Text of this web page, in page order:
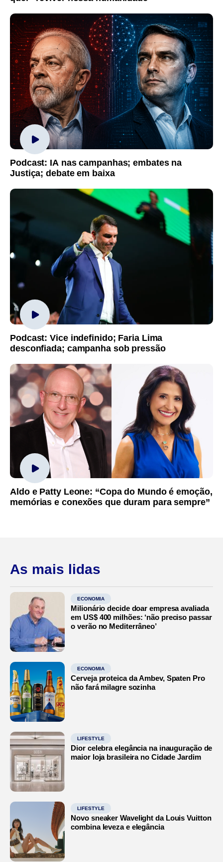
Podcast: IA nas campanhas; embates na
Justiça; debate em baixa
Podcast: Vice indefinido; Faria Lima
desconfiada; campanha sob pressão
Aldo e Patty Leone: “Copa do Mundo é emoção,
memórias e conexões que duram para sempre”
As mais lidas
ECONOMIA
Milionário decide doar empresa avaliada
em US$ 400 milhões: ‘não preciso passar
o verão no Mediterrâneo’
ECONOMIA
Cerveja proteica da Ambev, Spaten Pro
não fará milagre sozinha
LIFESTYLE
Dior celebra elegância na inauguração de
maior loja brasileira no Cidade Jardim
LIFESTYLE
Novo sneaker Wavelight da Louis Vuitton
combina leveza e elegância